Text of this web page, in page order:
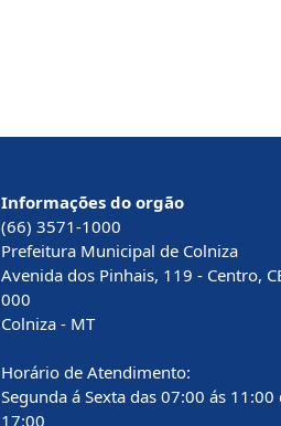
Informações do orgão
(66) 3571-1000
Prefeitura Municipal de Colniza
Avenida dos Pinhais, 119 - Centro,
000
Colniza - MT
Horário de Atendimento:
Segunda á Sexta das 07:00 ás 11:00
17:00